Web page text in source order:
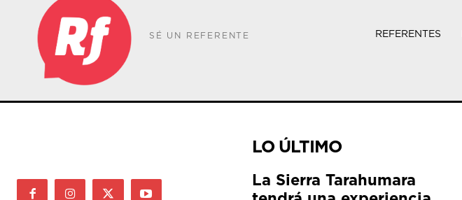
SÉ UN REFERENTE REFERENTES
LO ÚLTIMO
La Sierra Tarahumara